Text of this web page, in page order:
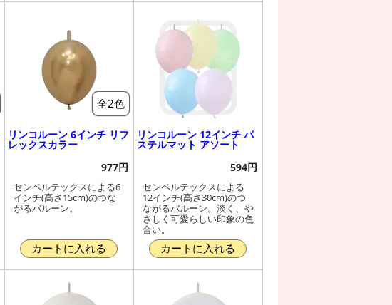
全2色
リンコルーン 6インチ リフ
レックスカラー
977円
センペルテックスによる6
インチ(高さ15cm)のつな
がるバルーン。
カートに入れる
リンコルーン 12インチ パ
ステルマット アソート
594円
センペルテックスによる
12インチ(高さ30cm)のつ
ながるバルーン。淡く、や
さしく可愛らしい印象の色
合い。
カートに入れる